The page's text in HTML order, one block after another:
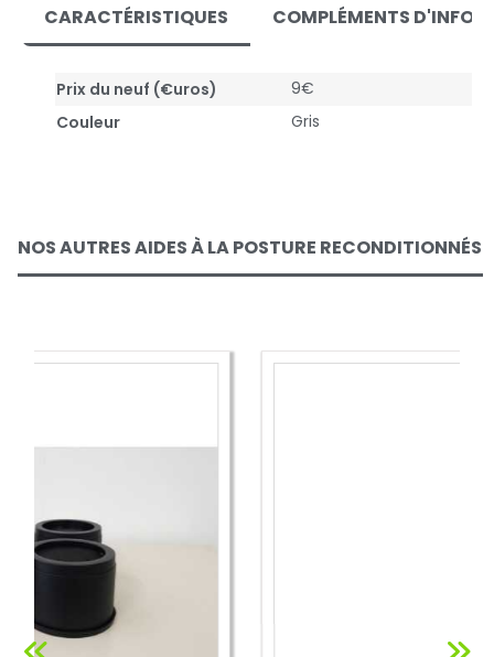
CARACTÉRISTIQUES COMPLÉMENTS
Prix du neuf (€uros)
9€
Couleur
Gris
NOS AUTRES AIDES À LA POSTURE RECONDITIONNÉS